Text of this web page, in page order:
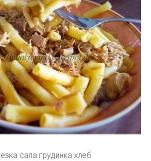
сала грудинка хлеб